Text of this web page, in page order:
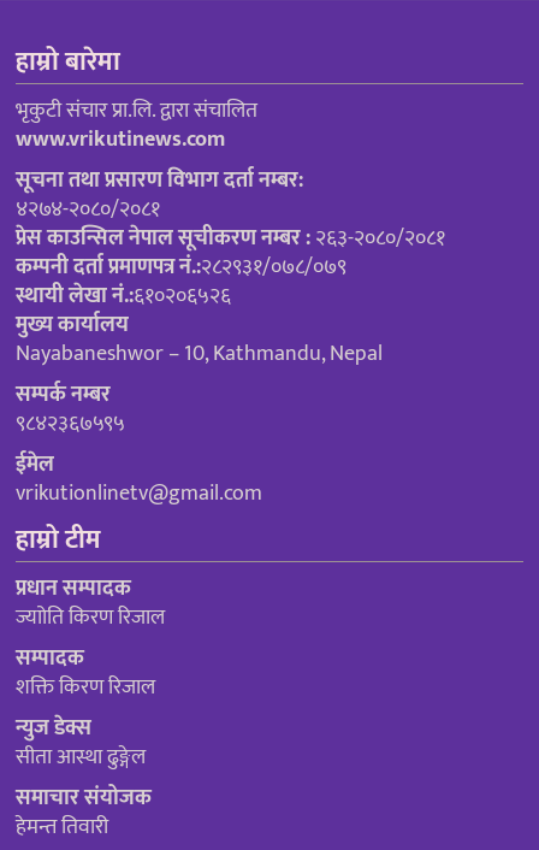
हाम्रो बारेमा
भृकुटी संचार प्रा.लि. द्वारा संचालित
www.vrikutinews.com
सूचना तथा प्रसारण विभाग दर्ता नम्बर:
४२७४-२०८०/२०८१
प्रेस काउन्सिल नेपाल सूचीकरण नम्बर :२६३-२०८०/२०८१
कम्पनी दर्ता प्रमाणपत्र नं.:२८२९३१/०७८/०७९
स्थायी लेखा नं.:६१०२०६५२६
मुख्य कार्यालय
Nayabaneshwor – 10, Kathmandu, Nepal
सम्पर्क नम्बर
९८४२३६७५९५
ईमेल
vrikutionlinetv@gmail.com
हाम्रो टीम
प्रधान सम्पादक
ज्याोति किरण रिजाल
सम्पादक
शक्ति किरण रिजाल
न्युज डेक्स
सीता आस्था ढुङ्गेल
समाचार संयोजक
हेमन्त तिवारी